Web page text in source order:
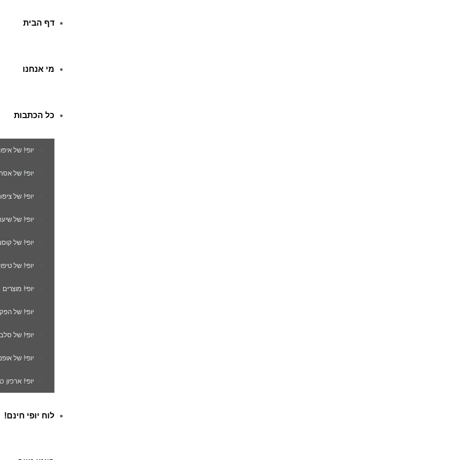
דף הבית
מי אנחנו
כל הכתבות
יופי! של
יופי! של
יופי! של
יופי! של
יופי! של
יופי! של
יופי!
יופי! של
יופי! של
יופי! של
יופי! ארכיון
לוח יופי חינם!